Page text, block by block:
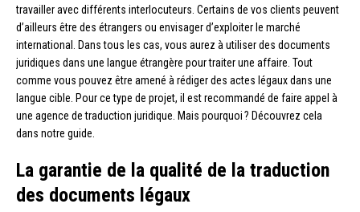
travailler avec différents interlocuteurs. Certains de vos clients peuvent
d’ailleurs être des étrangers ou envisager d’exploiter le marché
international. Dans tous les cas, vous aurez à utiliser des documents
juridiques dans une langue étrangère pour traiter une affaire. Tout
comme vous pouvez être amené à rédiger des actes légaux dans une
langue cible. Pour ce type de projet, il est recommandé de faire appel à
une agence de traduction juridique. Mais pourquoi ? Découvrez cela
dans notre guide.
La garantie de la qualité de la traduction
des documents légaux